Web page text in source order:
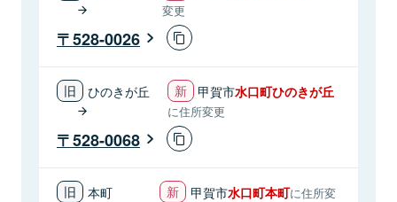
変更
528-0026
ひのきが丘 甲賀市水口町ひのきが丘
に住所変更
528-0068
本町 甲賀市水口町本町に住所変